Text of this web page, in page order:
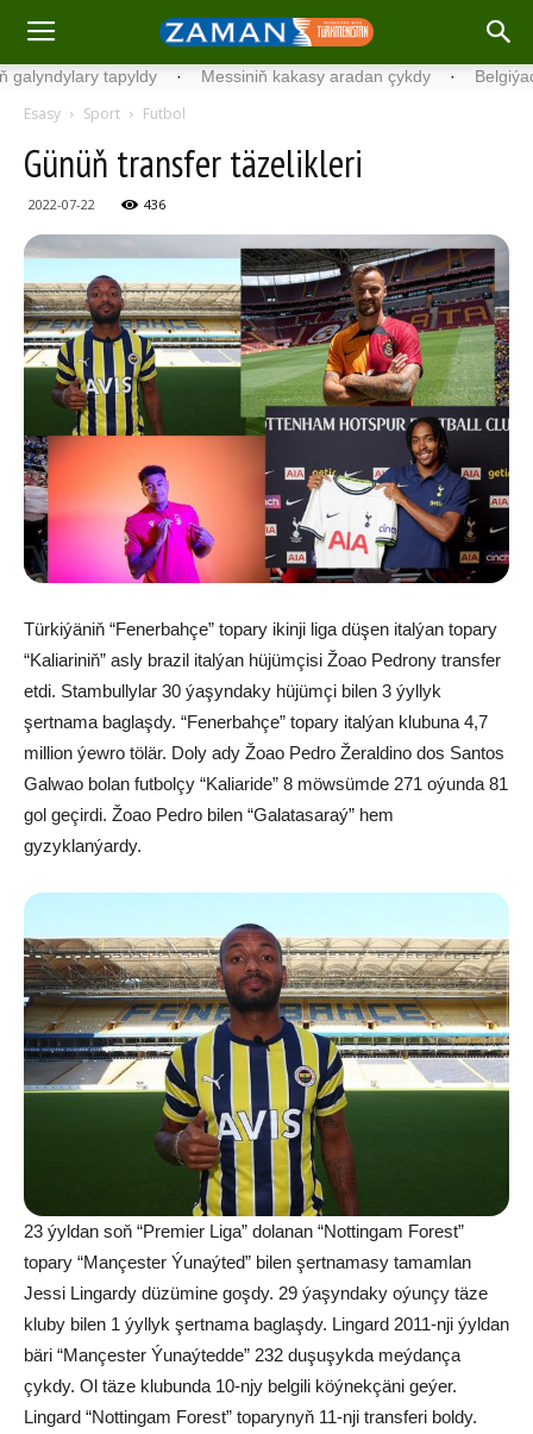
tapyldy · Messiniň kakasy aradan çykdy · Belgiýada
Esasy Sport Futbol
Günüň transfer täzelikleri
2022-07-22 436
Türkiýäniň “Fenerbahçe” topary ikinji liga düşen italýan topary
“Kaliariniň” asly brazil italýan hüjümçisi Žoao Pedrony transfer
etdi. Stambullylar 30 ýaşyndaky hüjümçi bilen 3 ýyllyk
şertnama baglaşdy. “Fenerbahçe” topary italýan klubuna 4,7
million ýewro tölär. Doly ady Žoao Pedro Žeraldino dos Santos
Galwao bolan futbolçy “Kaliaride” 8 möwsümde 271 oýunda 81
gol geçirdi. Žoao Pedro bilen “Galatasaraý” hem
gyzyklanýardy.
23 ýyldan soň “Premier Liga” dolanan “Nottingam Forest”
topary “Mançester Ýunaýted” bilen şertnamasy tamamlan
Jessi Lingardy düzümine goşdy. 29 ýaşyndaky oýunçy täze
kluby bilen 1 ýyllyk şertnama baglaşdy. Lingard 2011-nji ýyldan
bäri “Mançester Ýunaýtedde” 232 duşuşykda meýdança
çykdy. Ol täze klubunda 10-njy belgili köýnekçäni geýer.
Lingard “Nottingam Forest” toparynyň 11-nji transferi boldy.